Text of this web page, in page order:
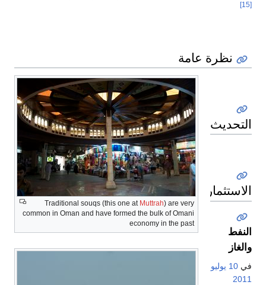
[15]
نظرة عامة
Traditional souqs (this one at Muttrah) are very
common in Oman and have formed the bulk of Omani
economy in the past
التحديث
الاستثمار
النفط
والغاز
في 10 يوليو
2011